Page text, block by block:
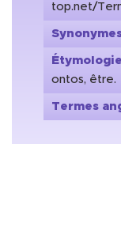
top.net/
ontos, être.
Termes